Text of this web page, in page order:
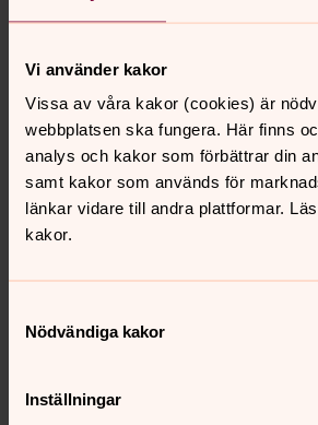
Vi använder kakor
Vissa av våra kakor (cookies) är
webbplatsen ska fungera. Här finns
analys och kakor som förbättrar din
samt kakor som används för
länkar vidare till andra plattformar.
kakor.
Nödvändiga kakor
Inställningar
Storstilat!” - Lira
Orkesterjournalen skriver att ”Sofie
spelningar på konsertscener över
producerat elva album med egen
jämföras med artister som Joni
Zetterlund och är omtyckt för sin
och förmåga att skapa en intim
Synpunkter eller frågor på